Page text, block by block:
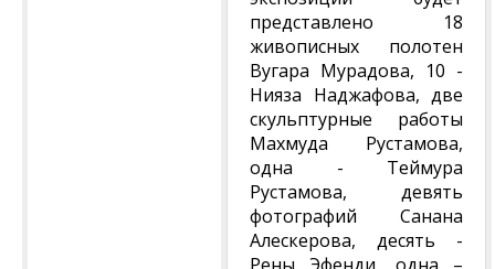
представлено 18
живописных полотен
Вугара Мурадова, 10 -
Нияза Наджафова, две
скульптурные работы
Махмуда Рустамова,
одна - Теймура
Рустамова, девять
фотографий Санана
Алескерова, десять -